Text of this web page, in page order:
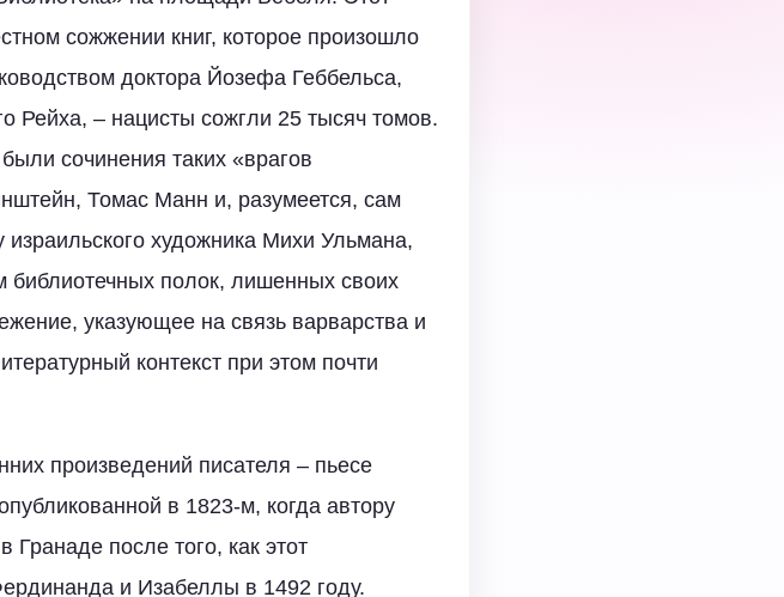
сожжении книг, которое произошло
доктора Йозефа Геббельса,
Рейха, – нацисты сожгли 25 тысяч томов.
сочинения таких «врагов
Томас Манн и, разумеется, сам
художника Михи Ульмана,
библиотечных полок, лишенных своих
указующее на связь варварства и
контекст при этом почти
произведений писателя – пьесе
в 1823-м, когда автору
Гранаде после того, как этот
и Изабеллы в 1492 году.